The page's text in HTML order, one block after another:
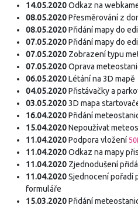
14.05.2020Odkaz na
08.05.2020Přesměrování z
08.05.2020Přidání mapy do
07.05.2020Přidání mapy do
07.05.2020 Zobrazení typu
07.05.2020Oprava
06.05.2020Létání na 3D mapě
04.05.2020Přistávačky a
03.05.20203D mapa
16.04.2020Přidání
15.04.2020Nepoužívat
11.04.2020Podpora vložení
11.04.2020Odkaz na mapy
11.04.2020 Zjednodušení
11.04.2020Sjednocení pořadí
formuláře
15.03.2020Přidání